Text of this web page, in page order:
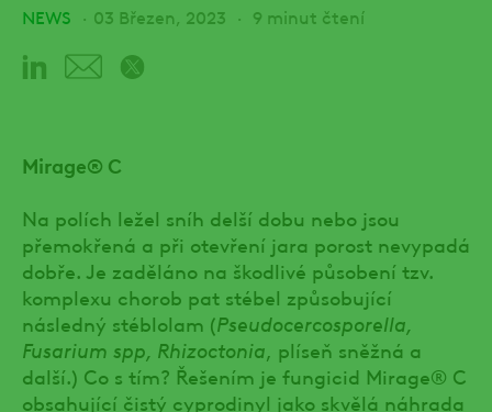
NEWS 03 Březen, 2023 9 minut čtení
Mirage® C
Na polích ležel sníh delší dobu nebo jsou
přemokřená a při otevření jara porost nevypadá
dobře. Je zaděláno na škodlivé působení tzv.
komplexu chorob pat stébel způsobující
následný stéblolam (Pseudocercosporella,
Fusarium spp, Rhizoctonia , plíseň sněžná a
další.) Co s tím? Řešením je fungicid Mirage® C
obsahující čistý cyprodinyl jako skvělá náhrada